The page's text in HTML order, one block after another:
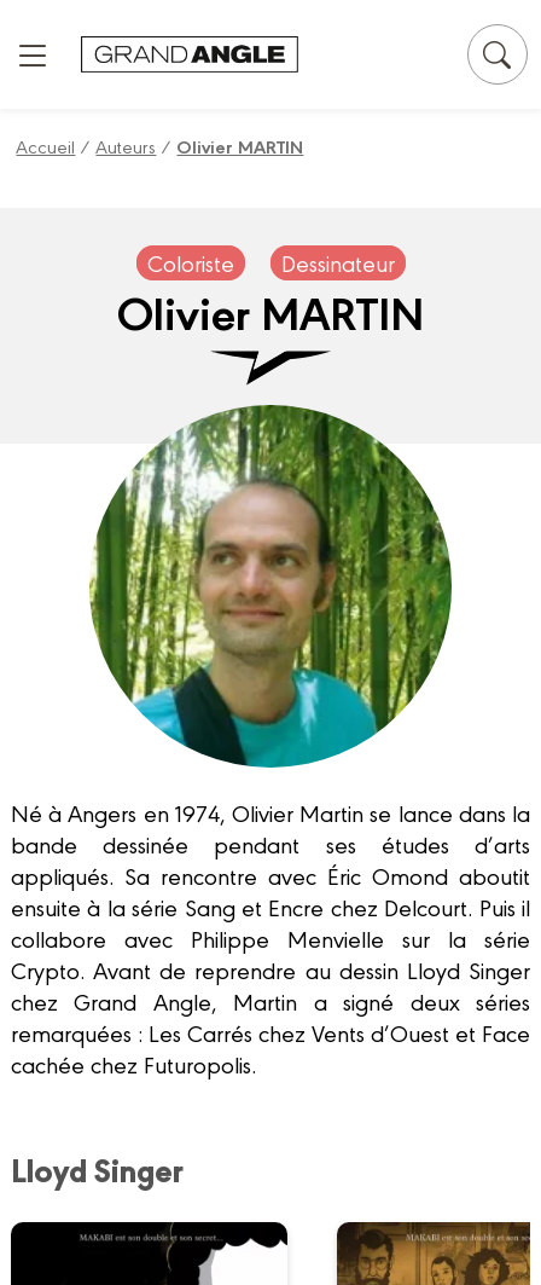
Accueil /Auteurs / Olivier MARTIN
Coloriste Dessinateur
Olivier MARTIN
Né à Angers en 1974, Olivier Martin se lance dans la
bande dessinée pendant ses études d’arts
appliqués. Sa rencontre avec Éric Omond aboutit
ensuite à la série Sang et Encre chez Delcourt. Puis il
collabore avec Philippe Menvielle sur la série
Crypto. Avant de reprendre au dessin Lloyd Singer
chez Grand Angle, Martin a signé deux séries
remarquées : Les Carrés chez Vents d’Ouest et Face
cachée chez Futuropolis.
Lloyd Singer